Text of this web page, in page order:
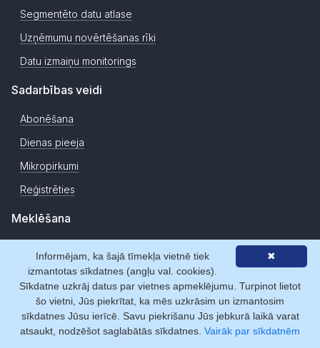
Segmentēto datu atlase
Uzņēmumu novērtēšanas rīki
Datu izmaiņu monitorings
Sadarbības veidi
Abonēšana
Dienas pieeja
Mikropirkumi
Reģistrēties
Meklēšana
Personas
Izvērstā meklēšana
✖
Informējam, ka šajā tīmekļa vietnē tiek
izmantotas sīkdatnes (angļu val. cookies).
Sīkdatne uzkrāj datus par vietnes apmeklējumu. Turpinot lietot
šo vietni, Jūs piekrītat, ka mēs uzkrāsim un izmantosim
sīkdatnes Jūsu ierīcē. Savu piekrišanu Jūs jebkurā laikā varat
atsaukt, nodzēšot saglabātās sīkdatnes. Vairāk par sīkdatnēm